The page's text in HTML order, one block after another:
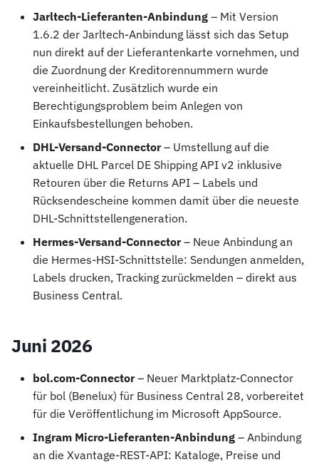
Jarltech-Lieferanten-Anbindung – Mit Version
1.6.2 der Jarltech-Anbindung lässt sich das Setup
nun direkt auf der Lieferantenkarte vornehmen, und
die Zuordnung der Kreditorennummern wurde
vereinheitlicht. Zusätzlich wurde ein
Berechtigungsproblem beim Anlegen von
Einkaufsbestellungen behoben.
DHL-Versand-Connector– Umstellung auf die
aktuelle DHL Parcel DE Shipping API v2 inklusive
Retouren über die Returns API – Labels und
Rücksendescheine kommen damit über die neueste
DHL-Schnittstellengeneration.
Hermes-Versand-Connector– Neue Anbindung an
die Hermes-HSI-Schnittstelle: Sendungen anmelden,
Labels drucken, Tracking zurückmelden – direkt aus
Business Central.
Juni 2026
bol.com-Connector– Neuer Marktplatz-Connector
für bol (Benelux) für Business Central 28, vorbereitet
für die Veröffentlichung im Microsoft AppSource.
Ingram Micro-Lieferanten-Anbindung – Anbindung
an die Xvantage-REST-API: Kataloge, Preise und